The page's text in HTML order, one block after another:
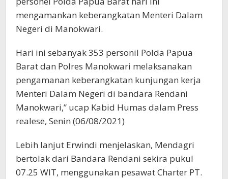
mengamankan keberangkatan Menteri Dalam
Negeri di Manokwari.
Hari ini sebanyak 353 personil Polda Papua
Barat dan Polres Manokwari melaksanakan
pengamanan keberangkatan kunjungan kerja
Menteri Dalam Negeri di bandara Rendani
Manokwari,” ucap Kabid Humas dalam Press
realese, Senin (06/08/2021)
Lebih lanjut Erwindi menjelaskan, Mendagri
bertolak dari Bandara Rendani sekira pukul
07.25 WIT, menggunakan pesawat Charter PT.